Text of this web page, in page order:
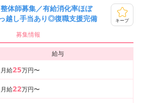
体師募集／有給消化率ほぼ
越し手当あり◎復職支援完備
キープ
募集情報
給与
月給25万円〜
月給22万円〜